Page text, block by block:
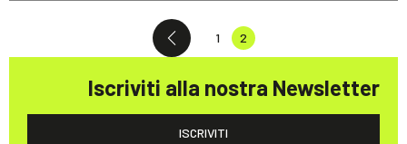
1 2
Iscriviti alla nostra Newsletter
ISCRIVITI